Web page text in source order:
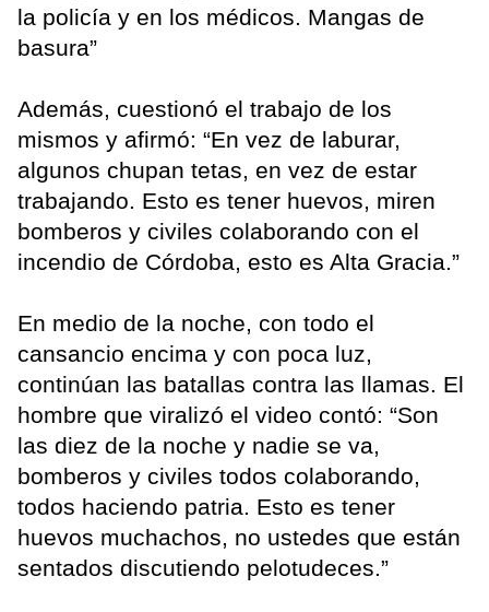
la policía y en los médicos. Mangas de
basura”
Además, cuestionó el trabajo de los
mismos y afirmó: “En vez de laburar,
algunos chupan tetas, en vez de estar
trabajando. Esto es tener huevos, miren
bomberos y civiles colaborando con el
incendio de Córdoba, esto es Alta Gracia.”
En medio de la noche, con todo el
cansancio encima y con poca luz,
continúan las batallas contra las llamas. El
hombre que viralizó el video contó: “Son
las diez de la noche y nadie se va,
bomberos y civiles todos colaborando,
todos haciendo patria. Esto es tener
huevos muchachos, no ustedes que están
sentados discutiendo pelotudeces.”